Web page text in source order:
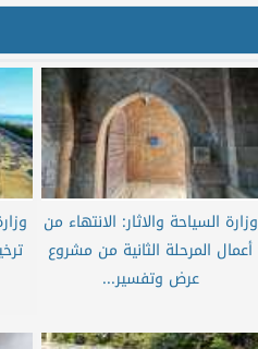
وزارة السياحة والاثار: الانتهاء من
أعمال المرحلة الثانية من مشروع
عرض وتفسير...